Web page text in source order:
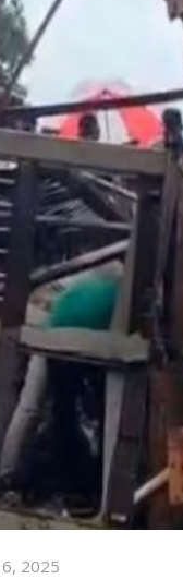
2025